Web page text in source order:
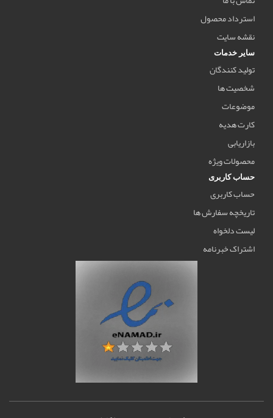
استرداد محصول
نقشه سایت
سایر خدمات
تولید کنندگان
شخصیت ها
موضوعات
کارت هدیه
بازاریابی
محصولات ویژه
حساب کاربری
حساب کاربری
تاریخچه سفارش ها
لیست دلخواه
اشتراک خبرنامه